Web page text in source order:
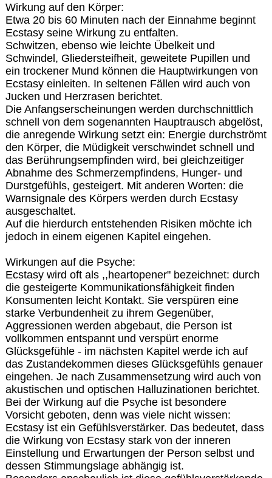
Wirkung auf den Körper:
Etwa 20 bis 60 Minuten nach der Einnahme beginnt
Ecstasy seine Wirkung zu entfalten.
Schwitzen, ebenso wie leichte Übelkeit und
Schwindel, Gliedersteifheit, geweitete Pupillen und
ein trockener Mund können die Hauptwirkungen von
Ecstasy einleiten. In seltenen Fällen wird auch von
Jucken und Herzrasen berichtet.
Die Anfangserscheinungen werden durchschnittlich
schnell von dem sogenannten Hauptrausch abgelöst,
die anregende Wirkung setzt ein: Energie durchströmt
den Körper, die Müdigkeit verschwindet schnell und
das Berührungsempfinden wird, bei gleichzeitiger
Abnahme des Schmerzempfindens, Hunger- und
Durstgefühls, gesteigert. Mit anderen Worten: die
Warnsignale des Körpers werden durch Ecstasy
ausgeschaltet.
Auf die hierdurch entstehenden Risiken möchte ich
jedoch in einem eigenen Kapitel eingehen.
Wirkungen auf die Psyche:
Ecstasy wird oft als ,,heartopener" bezeichnet: durch
die gesteigerte Kommunikationsfähigkeit finden
Konsumenten leicht Kontakt. Sie verspüren eine
starke Verbundenheit zu ihrem Gegenüber,
Aggressionen werden abgebaut, die Person ist
vollkommen entspannt und verspürt enorme
Glücksgefühle - im nächsten Kapitel werde ich auf
das Zustandekommen dieses Glücksgefühls genauer
eingehen. Je nach Zusammensetzung wird auch von
akustischen und optischen Halluzinationen berichtet.
Bei der Wirkung auf die Psyche ist besondere
Vorsicht geboten, denn was viele nicht wissen:
Ecstasy ist ein Gefühlsverstärker. Das bedeutet, dass
die Wirkung von Ecstasy stark von der inneren
Einstellung und Erwartungen der Person selbst und
dessen Stimmungslage abhängig ist.